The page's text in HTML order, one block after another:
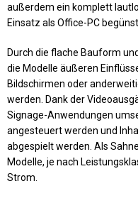
außerdem ein komplett
Einsatz als Office-PC
Durch die flache Bauform
die Modelle äußeren
Bildschirmen oder
werden. Dank der
Signage-Anwendungen
angesteuert werden und
abgespielt werden. Als
Modelle, je nach
Strom.